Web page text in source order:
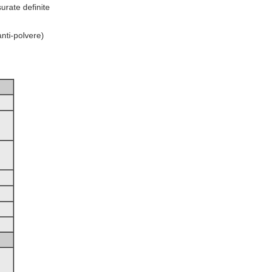
definite
polvere)